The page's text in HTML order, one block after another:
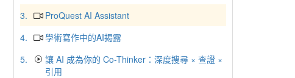
3.
ProQuest AI Assistant
4.
學術寫作中的AI揭露
5.
讓 AI 成為你的 Co-Thinker：深度搜尋 × 查證 ×
引用